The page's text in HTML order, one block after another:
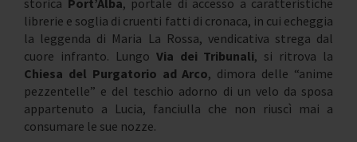
librerie e soglia di cruenti fatti di cronaca, in cui echeggia
la leggenda di Maria La Rossa, vendicativa strega dal
cuore infranto. Lungo Via dei Tribunali, si ritrova la
Chiesa del Purgatorio ad Arco, dimora delle “anime
pezzentelle” e del teschio adorno di un velo da sposa
appartenuto a Lucia, fanciulla che non riuscì mai a
consumare le sue nozze.